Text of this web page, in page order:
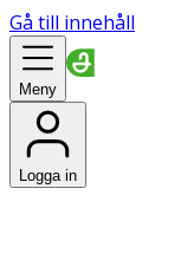
Gå till innehåll
Meny
Logga in